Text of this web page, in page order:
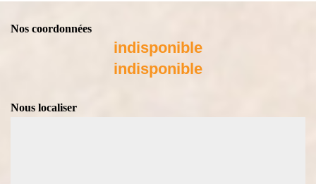
Nos coordonnées
indisponible
indisponible
Nous localiser